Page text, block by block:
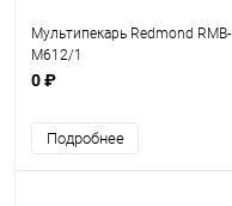
Мультипекарь Redmond RMB-
M612/1
0 ₽
Подробнее